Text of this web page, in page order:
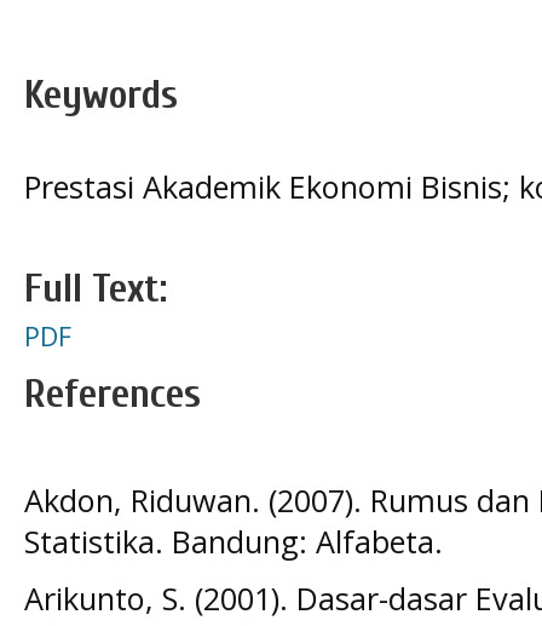
Keywords
Prestasi Akademik Ekonomi Bisnis;
Full Text:
PDF
References
Akdon, Riduwan. (2007). Rumus
Statistika. Bandung: Alfabeta.
Arikunto, S. (2001). Dasar-dasar